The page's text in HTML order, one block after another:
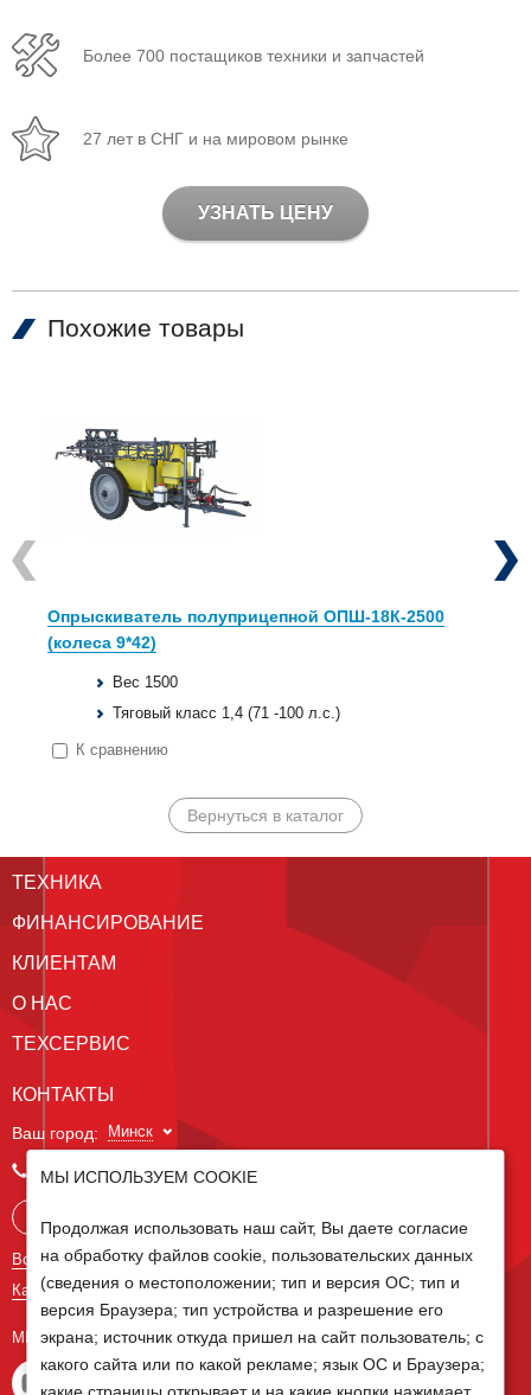
Более 700 постащиков техники и запчастей
27 лет в СНГ и на мировом рынке
УЗНАТЬ ЦЕНУ
Похожие товары
Опрыскиватель полуприцепной ОПШ-18К-2500
(колеса 9*42)
Вес 1500
Тяговый класс 1,4 (71 -100 л.с.)
К сравнению
Previous Next
Вернуться в каталог
ТЕХНИКА
ФИНАНСИРОВАНИЕ
КЛИЕНТАМ
О НАС
ТЕХСЕРВИС
КОНТАКТЫ
Ваш город: Минск
+375 29 238 97 34
Все контакты
Карта сайта
МЫ В СОЦ СЕТЯХ
МЫ ИСПОЛЬЗУЕМ COOKIE
Продолжая использовать наш сайт, Вы даете согласие
на обработку файлов cookie, пользовательских данных
(сведения о местоположении; тип и версия ОС; тип и
версия Браузера; тип устройства и разрешение его
экрана; источник откуда пришел на сайт пользователь; с
какого сайта или по какой рекламе; язык ОС и Браузера;